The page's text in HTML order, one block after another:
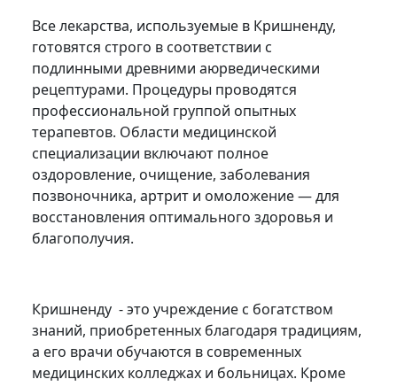
Все лекарства, используемые в Кришненду,
готовятся строго в соответствии с
подлинными древними аюрведическими
рецептурами. Процедуры проводятся
профессиональной группой опытных
терапевтов. Области медицинской
специализации включают полное
оздоровление, очищение, заболевания
позвоночника, артрит и омоложение — для
восстановления оптимального здоровья и
благополучия.
Кришненду - это учреждение с богатством
знаний, приобретенных благодаря традициям,
а его врачи обучаются в современных
медицинских колледжах и больницах. Кроме